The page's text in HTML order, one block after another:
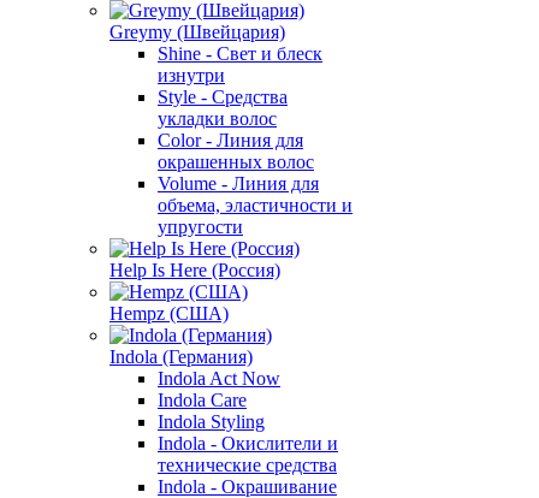
Greymy (Швейцария)
Shine - Свет и блеск
изнутри
Style - Средства
укладки волос
Color - Линия для
окрашенных волос
Volume - Линия для
объема, эластичности и
упругости
Help Is Here (Россия)
Hempz (США)
Indola (Германия)
Indola Act Now
Indola Care
Indola Styling
Indola - Окислители и
технические средства
Indola - Окрашивание